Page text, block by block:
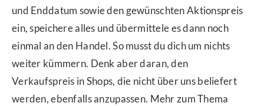
und Enddatum sowie den gewünschten Aktionspreis
ein, speichere alles und übermittele es dann noch
einmal an den Handel. So musst du dich um nichts
weiter kümmern. Denk aber daran, den
Verkaufspreis in Shops, die nicht über uns beliefert
werden, ebenfalls anzupassen. Mehr zum Thema